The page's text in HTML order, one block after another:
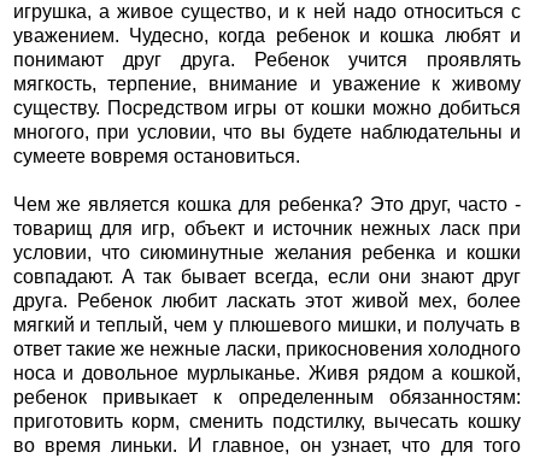
игрушка, а живое существо, и к ней надо относиться с
уважением. Чудесно, когда ребенок и кошка любят и
понимают друг друга. Ребенок учится проявлять
мягкость, терпение, внимание и уважение к живому
существу. Посредством игры от кошки можно добиться
многого, при условии, что вы будете наблюдательны и
сумеете вовремя остановиться.
Чем же является кошка для ребенка? Это друг, часто -
товарищ для игр, объект и источник нежных ласк при
условии, что сиюминутные желания ребенка и кошки
совпадают. А так бывает всегда, если они знают друг
друга. Ребенок любит ласкать этот живой мех, более
мягкий и теплый, чем у плюшевого мишки, и получать в
ответ такие же нежные ласки, прикосновения холодного
носа и довольное мурлыканье. Живя рядом а кошкой,
ребенок привыкает к определенным обязанностям:
приготовить корм, сменить подстилку, вычесать кошку
во время линьки. И главное, он узнает, что для того